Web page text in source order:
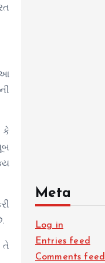
આ
કે
તે
Meta
Log in
Entries feed
Comments feed